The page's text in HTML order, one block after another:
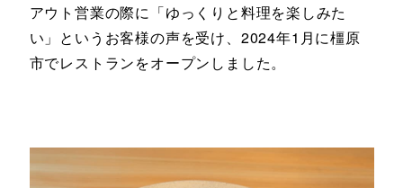
アウト営業の際に「ゆっくりと料理を楽しみた
い」というお客様の声を受け、2024年1月に橿原
市でレストランをオープンしました。